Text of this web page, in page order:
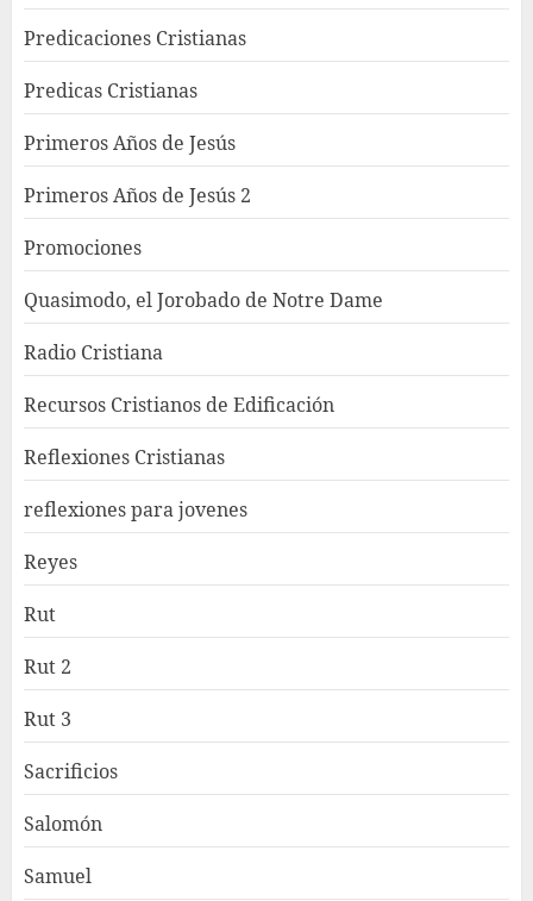
Predicaciones Cristianas
Predicas Cristianas
Primeros Años de Jesús
Primeros Años de Jesús 2
Promociones
Quasimodo, el Jorobado de Notre Dame
Radio Cristiana
Recursos Cristianos de Edificación
Reflexiones Cristianas
reflexiones para jovenes
Reyes
Rut
Rut 2
Rut 3
Sacrificios
Salomón
Samuel